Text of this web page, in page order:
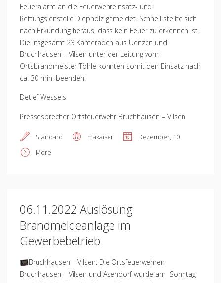
Feueralarm an die Feuerwehreinsatz- und
Rettungsleitstelle Diepholz gemeldet. Schnell stellte sich
nach Erkundung heraus, dass kein Feuer zu erkennen ist .
Die insgesamt 23 Kameraden aus Uenzen und
Bruchhausen – Vilsen unter der Leitung vom
Ortsbrandmeister Töhle konnten somit den Einsatz nach
ca. 30 min. beenden.
Detlef Wessels
Pressesprecher Ortsfeuerwehr Bruchhausen – Vilsen
Standard makaiser
Dezember, 10
More
06.11.2022 Auslösung
Brandmeldeanlage im
Gewerbebetrieb
Bruchhausen – Vilsen: Die Ortsfeuerwehren
Bruchhausen – Vilsen und Asendorf wurde am Sonntag